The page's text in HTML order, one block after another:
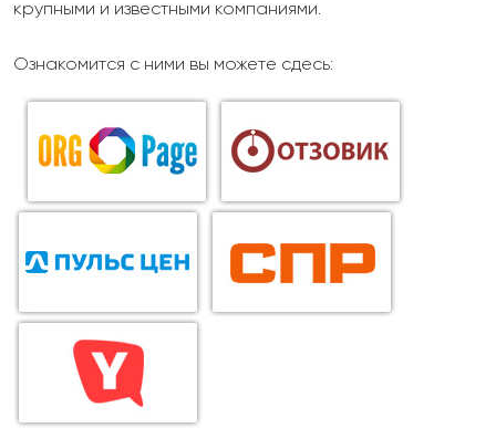
крупными и известными компаниями.
Ознакомится с ними вы можете сдесь: